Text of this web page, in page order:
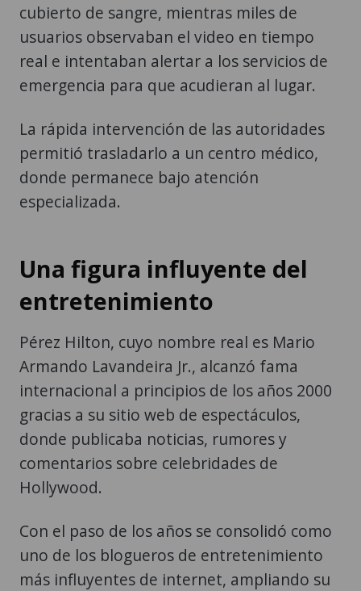
cubierto de sangre, mientras miles de
usuarios observaban el video en tiempo
real e intentaban alertar a los servicios de
emergencia para que acudieran al lugar.
La rápida intervención de las autoridades
permitió trasladarlo a un centro médico,
donde permanece bajo atención
especializada.
Una figura influyente del
entretenimiento
Pérez Hilton, cuyo nombre real es Mario
Armando Lavandeira Jr., alcanzó fama
internacional a principios de los años 2000
gracias a su sitio web de espectáculos,
donde publicaba noticias, rumores y
comentarios sobre celebridades de
Hollywood.
Con el paso de los años se consolidó como
uno de los blogueros de entretenimiento
más influyentes de internet, ampliando su